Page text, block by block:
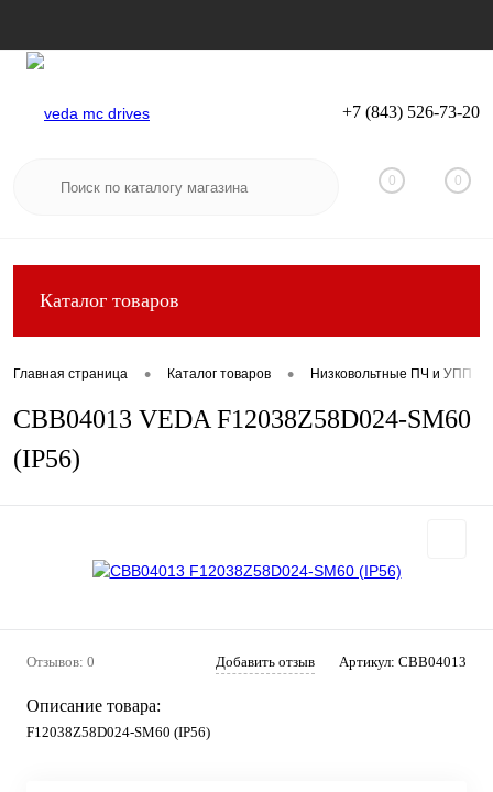
Вход Регистрация
+7 (843) 526-73-20
0 0
Каталог товаров
Главная страница • Каталог товаров • Низковольтные ПЧ и УПП
CBB04013 VEDA F12038Z58D024-SM60
(IP56)
Отзывов: 0 Добавить отзыв Артикул: CBB04013
Описание товара:
F12038Z58D024-SM60 (IP56)